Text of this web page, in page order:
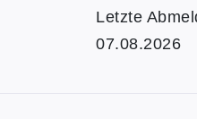
Letzte
07.08.2026